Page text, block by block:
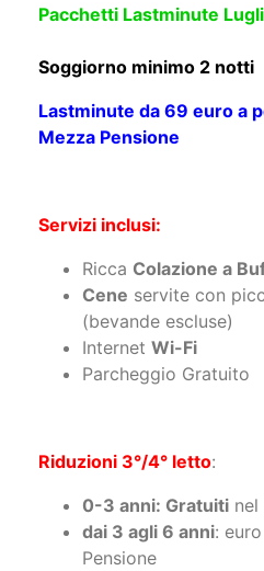
Pacchetti Lastminute
Soggiorno minimo 2 notti
Lastminute da 69 euro a
Mezza Pensione
Servizi inclusi:​
Ricca Colazione a
Cene servite con
(bevande escluse)
Internet Wi-Fi
Parcheggio Gratuito
Riduzioni 3°/4° letto:
0-3 anni: Gratuiti
dai 3 agli 6 anni:
Pensione